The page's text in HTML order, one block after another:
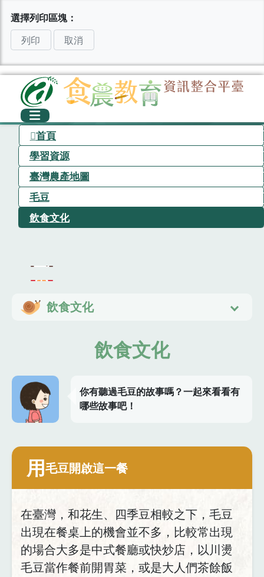
選擇列印區塊：
列印
取消
首頁
學習資源
臺灣農產地圖
毛豆
飲食文化
飲食文化
飲食文化
你有聽過毛豆的故事嗎？一起來看看有
哪些故事吧！
用毛豆開啟這一餐
在臺灣，和花生、四季豆相較之下，毛豆
出現在餐桌上的機會並不多，比較常出現
的場合大多是中式餐廳或快炒店，以川燙
毛豆當作餐前開胃菜，或是大人們茶餘飯